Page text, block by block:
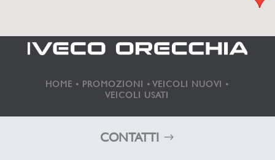
HOME • PROMOZIONI •VEICOLI NUOVI •
VEICOLI USATI
CONTATTI